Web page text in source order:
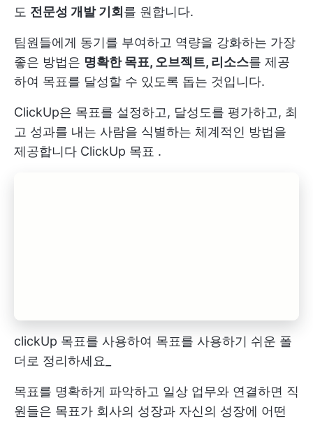
도 전문성 개발 기회 를 원합니다.
팀원들에게 동기를 부여하고 역량을 강화하는 가장
좋은 방법은 명확한 목표, 오브젝트, 리소스를 제공
하여 목표를 달성할 수 있도록 돕는 것입니다.
ClickUp은 목표를 설정하고, 달성도를 평가하고, 최
고 성과를 내는 사람을 식별하는 체계적인 방법을
제공합니다 ClickUp 목표 .
clickUp 목표를 사용하여 목표를 사용하기 쉬운 폴
더로 정리하세요_
목표를 명확하게 파악하고 일상 업무와 연결하면 직
원들은 목표가 회사의 성장과 자신의 성장에 어떤